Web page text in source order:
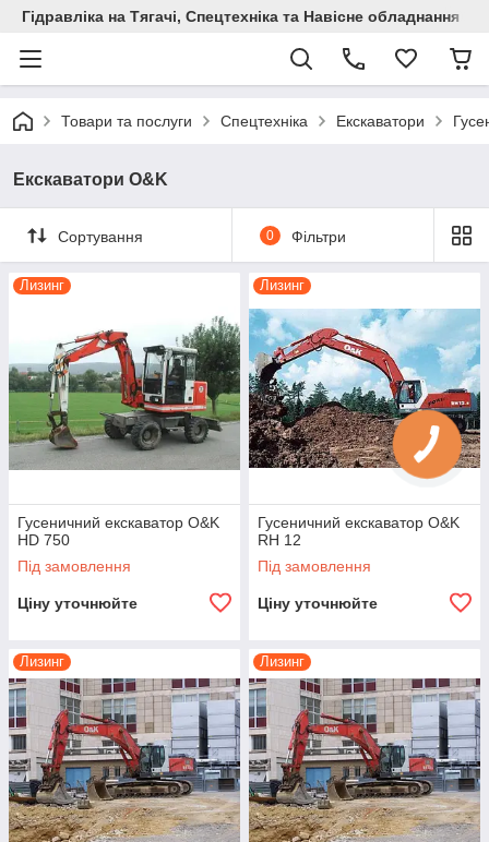
Гідравліка на Тягачі, Спецтехніка та Навісне обладнання
Товари та послуги Спецтехніка Екскаватори
Екскаватори O&K
Сортування 0 Фільтри
Лизинг
Гусеничний екскаватор O&K
HD 750
Під замовлення
Ціну уточнюйте
Лизинг
Гусеничний екскаватор O&K
RH 12
Під замовлення
Ціну уточнюйте
Лизинг Лизинг